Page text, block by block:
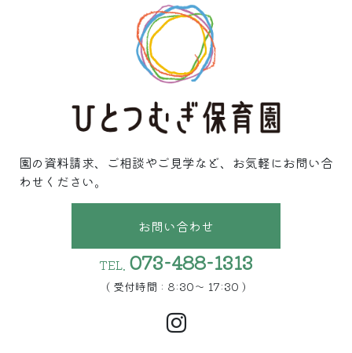
園の資料請求、ご相談やご見学など、お気軽にお問い合
わせください。
お問い合わせ
TEL. 073-488-1313
( 受付時間 : 8:30〜 17:30 )